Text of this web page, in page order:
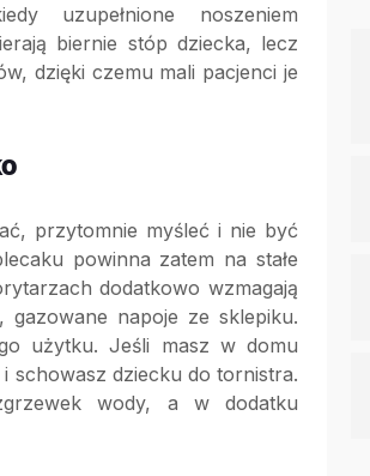
uzupełnione noszeniem
biernie stóp dziecka, lecz
dzięki czemu mali pacjenci je
przytomnie myśleć i nie być
powinna zatem na stałe
dodatkowo wzmagają
gazowane napoje ze sklepiku.
użytku. Jeśli masz w domu
schowasz dziecku do tornistra.
wody, a w dodatku